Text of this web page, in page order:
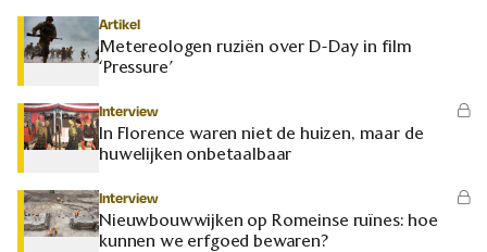
Artikel
Metereologen ruziën over D-Day in film
‘Pressure’
Interview
In Florence waren niet de huizen, maar de
huwelijken onbetaalbaar
Interview
Nieuwbouwwijken op Romeinse ruïnes: hoe
kunnen we erfgoed bewaren?